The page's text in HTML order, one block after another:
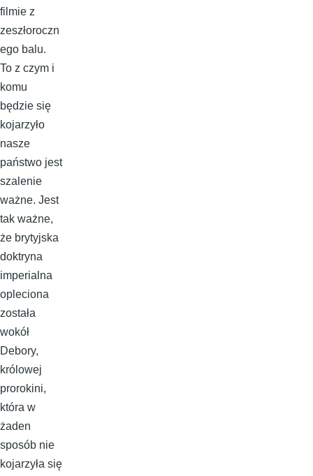
filmie z
zeszłoroczn
ego balu.
To z czym i
komu
będzie się
kojarzyło
nasze
państwo jest
szalenie
ważne. Jest
tak ważne,
że brytyjska
doktryna
imperialna
opleciona
została
wokół
Debory,
królowej
prorokini,
która w
żaden
sposób nie
kojarzyła się